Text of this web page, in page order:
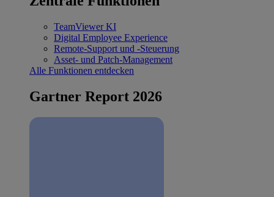
TeamViewer KI
Digital Employee Experience
Remote-Support und -Steuerung
Asset- und Patch-Management
Alle Funktionen entdecken
Gartner Report 2026